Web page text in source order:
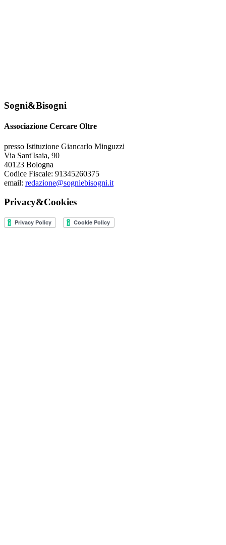
Sogni&Bisogni
Associazione Cercare Oltre
presso Istituzione Giancarlo Minguzzi
Via Sant'Isaia, 90
40123 Bologna
Codice Fiscale: 91345260375
email: redazione@sogniebisogni.it
Privacy&Cookies